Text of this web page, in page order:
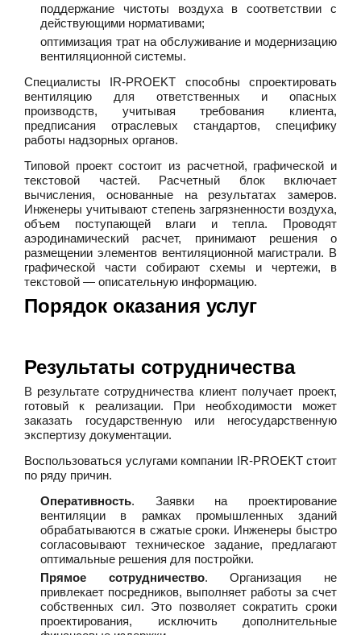
поддержание чистоты воздуха в соответствии с
действующими нормативами;
оптимизация трат на обслуживание и модернизацию
вентиляционной системы.
Специалисты IR-PROEKT способны спроектировать
вентиляцию для ответственных и опасных
производств, учитывая требования клиента,
предписания отраслевых стандартов, специфику
работы надзорных органов.
Типовой проект состоит из расчетной, графической и
текстовой частей. Расчетный блок включает
вычисления, основанные на результатах замеров.
Инженеры учитывают степень загрязненности воздуха,
объем поступающей влаги и тепла. Проводят
аэродинамический расчет, принимают решения о
размещении элементов вентиляционной магистрали. В
графической части собирают схемы и чертежи, в
текстовой — описательную информацию.
Порядок оказания услуг
Результаты сотрудничества
В результате сотрудничества клиент получает проект,
готовый к реализации. При необходимости может
заказать государственную или негосударственную
экспертизу документации.
Воспользоваться услугами компании IR-PROEKT стоит
по ряду причин.
Оперативность. Заявки на проектирование
вентиляции в рамках промышленных зданий
обрабатываются в сжатые сроки. Инженеры быстро
согласовывают техническое задание, предлагают
оптимальные решения для постройки.
Прямое сотрудничество. Организация не
привлекает посредников, выполняет работы за счет
собственных сил. Это позволяет сократить сроки
проектирования, исключить дополнительные